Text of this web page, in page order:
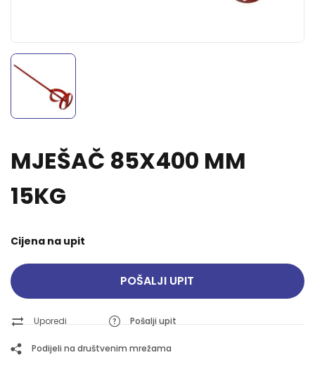
MJEŠAČ 85X400 MM
15KG
Cijena na upit
POŠALJI UPIT
Uporedi Pošalji upit
Podijeli na društvenim mrežama